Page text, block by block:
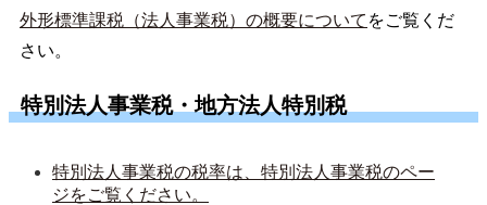
外形標準課税（法人事業税）の概要について をご覧くだ
さい。
特別法人事業税・地方法人特別税
特別法人事業税の税率は、特別法人事業税のペー
ジをご覧ください。